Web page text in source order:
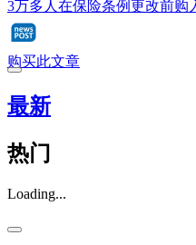
3万多人在保险条例更改前购
购买此文章
最新
热门
Loading...